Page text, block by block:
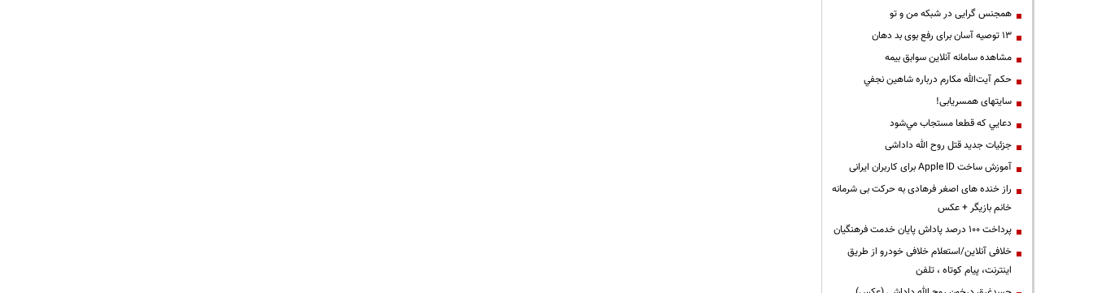
همجنس گرایی در شبکه من و تو
13 توصیه آسان برای رفع بوی بد دهان
مشاهده سامانه آنلاين سوابق بیمه
حكم آيت‌الله مكارم درباره شاهين نجفي
سایتهای همسریابی!
دعايي كه قطعا مستجاب مي‌شود
جزئیات جدید قتل روح الله داداشی
آموزش ساخت Apple ID برای کاربران ایرانی
راز خنده های اصغر فرهادی به حرکت بی شرمانه
خانم بازیگر + عکس
پرداخت ۱۰۰ درصد پاداش پایان خدمت فرهنگیان
خلافی آنلاین/استعلام خلافی خودرو از طریق
اینترنت، پیام کوتاه ، تلفن